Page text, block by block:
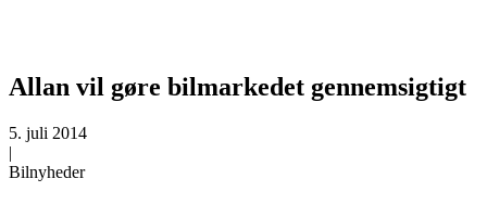
Allan vil gøre bilmarkedet gennemsigtigt
5. juli 2014
|
Bilnyheder